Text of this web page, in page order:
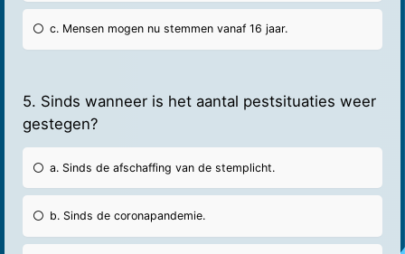
c. Mensen mogen nu stemmen vanaf 16 jaar.
5. Sinds wanneer is het aantal pestsituaties weer
gestegen?
a. Sinds de afschaffing van de stemplicht.
b. Sinds de coronapandemie.